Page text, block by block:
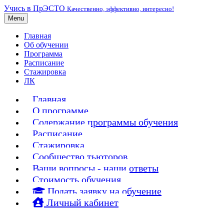
Учись в ПрЭСТО Качественно, эффективно, интересно!
Menu
Главная
Об обучении
Программа
Расписание
Стажировка
ЛК
Главная
О программе
Содержание программы обучения
Расписание
Стажировка
Сообщество тьюторов
Ваши вопросы - наши ответы
Стоимость обучения
Подать заявку на обучение
Личный кабинет